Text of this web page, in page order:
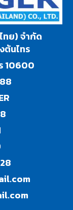
ทย) จำกัด
ต้นไทร
10600